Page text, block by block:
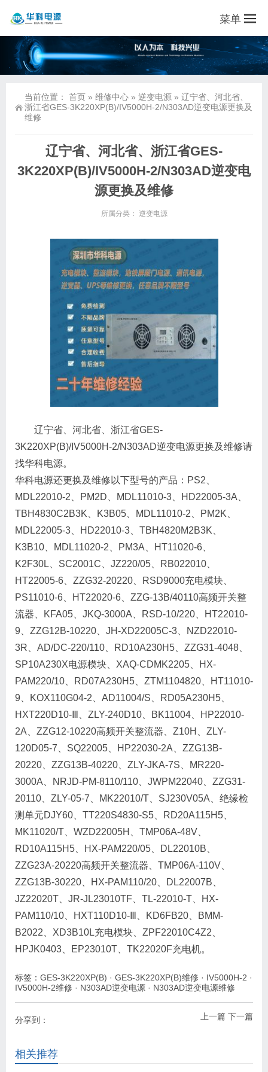
菜单
当前位置： 首页 » 维修中心 » 逆变电源 » 辽宁省、河北省、
浙江省GES-3K220XP(B)/IV5000H-2/N303AD逆变电源更换及
维修
辽宁省、河北省、浙江省GES-
3K220XP(B)/IV5000H-2/N303AD逆变电
源更换及维修
所属分类： 逆变电源
辽宁省、河北省、浙江省GES-
3K220XP(B)/IV5000H-2/N303AD逆变电源更换及维修请
找华科电源。
华科电源还更换及维修以下型号的产品：PS2、
MDL22010-2、PM2D、MDL11010-3、HD22005-3A、
TBH4830C2B3K、K3B05、MDL11010-2、PM2K、
MDL22005-3、HD22010-3、TBH4820M2B3K、
K3B10、MDL11020-2、PM3A、HT11020-6、
K2F30L、SC2001C、JZ220/05、RB022010、
HT22005-6、ZZG32-20220、RSD9000充电模块、
PS11010-6、HT22020-6、ZZG-13B/40110高频开关整
流器、KFA05、JKQ-3000A、RSD-10/220、HT22010-
9、ZZG12B-10220、JH-XD22005C-3、NZD22010-
3R、AD/DC-220/110、RD10A230H5、ZZG31-4048、
SP10A230X电源模块、XAQ-CDMK2205、HX-
PAM220/10、RD07A230H5、ZTM1104820、HT11010-
9、KOX110G04-2、AD11004/S、RD05A230H5、
HXT220D10-Ⅲ、ZLY-240D10、BK11004、HP22010-
2A、ZZG12-10220高频开关整流器、Z10H、ZLY-
120D05-7、SQ22005、HP22030-2A、ZZG13B-
20220、ZZG13B-40220、ZLY-JKA-7S、MR220-
3000A、NRJD-PM-8110/110、JWPM22040、ZZG31-
20110、ZLY-05-7、MK22010/T、SJ230V05A、绝缘检
测单元DJY60、TT220S4830-S5、RD20A115H5、
MK11020/T、WZD22005H、TMP06A-48V、
RD10A115H5、HX-PAM220/05、DL22010B、
ZZG23A-20220高频开关整流器、TMP06A-110V、
ZZG13B-30220、HX-PAM110/20、DL22007B、
JZ22020T、JR-JL23010TF、TL-22010-T、HX-
PAM110/10、HXT110D10-Ⅲ、KD6FB20、BMM-
B2022、XD3B10L充电模块、ZPF22010C4Z2、
HPJK0403、EP23010T、TK22020F充电机。
标签： GES-3K220XP(B) · GES-3K220XP(B)维修 · IV5000H-2 ·
IV5000H-2维修 · N303AD逆变电源 · N303AD逆变电源维修
上一篇 下一篇
分享到：
相关推荐